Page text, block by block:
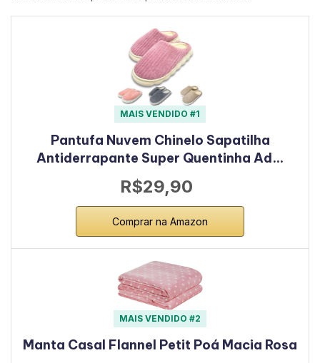
MAIS VENDIDO #1
Pantufa Nuvem Chinelo Sapatilha
Antiderrapante Super Quentinha Ad…
R$29,90
Comprar na Amazon
MAIS VENDIDO #2
Manta Casal Flannel Petit Poá Macia Rosa